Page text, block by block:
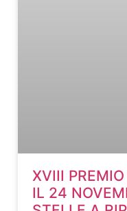
XVIII
IL 24